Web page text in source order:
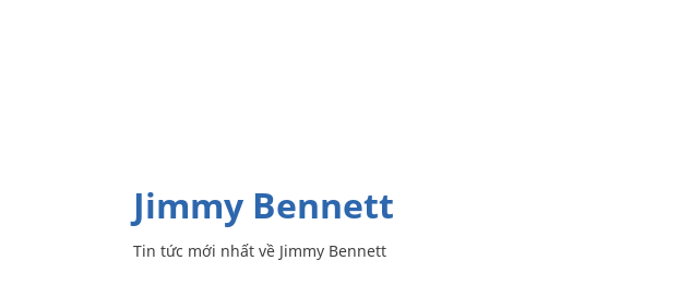
Jimmy Bennett
Tin tức mới nhất về Jimmy Bennett